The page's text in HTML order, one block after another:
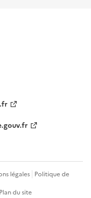
légales Politique de
Plan du site